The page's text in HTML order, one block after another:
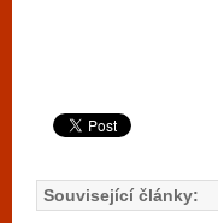
Související články: